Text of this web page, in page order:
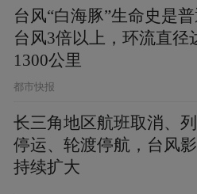
台风“白海豚”生命史是普
台风3倍以上，环流直径
1300公里
都市快报
长三角地区航班取消、
停运、轮渡停航，台风
持续扩大